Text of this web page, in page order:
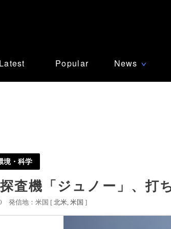
Latest Popular News ∨
境・科学
査機「ジュノー」、打
発信地：米国 [ 北米 米国 ]